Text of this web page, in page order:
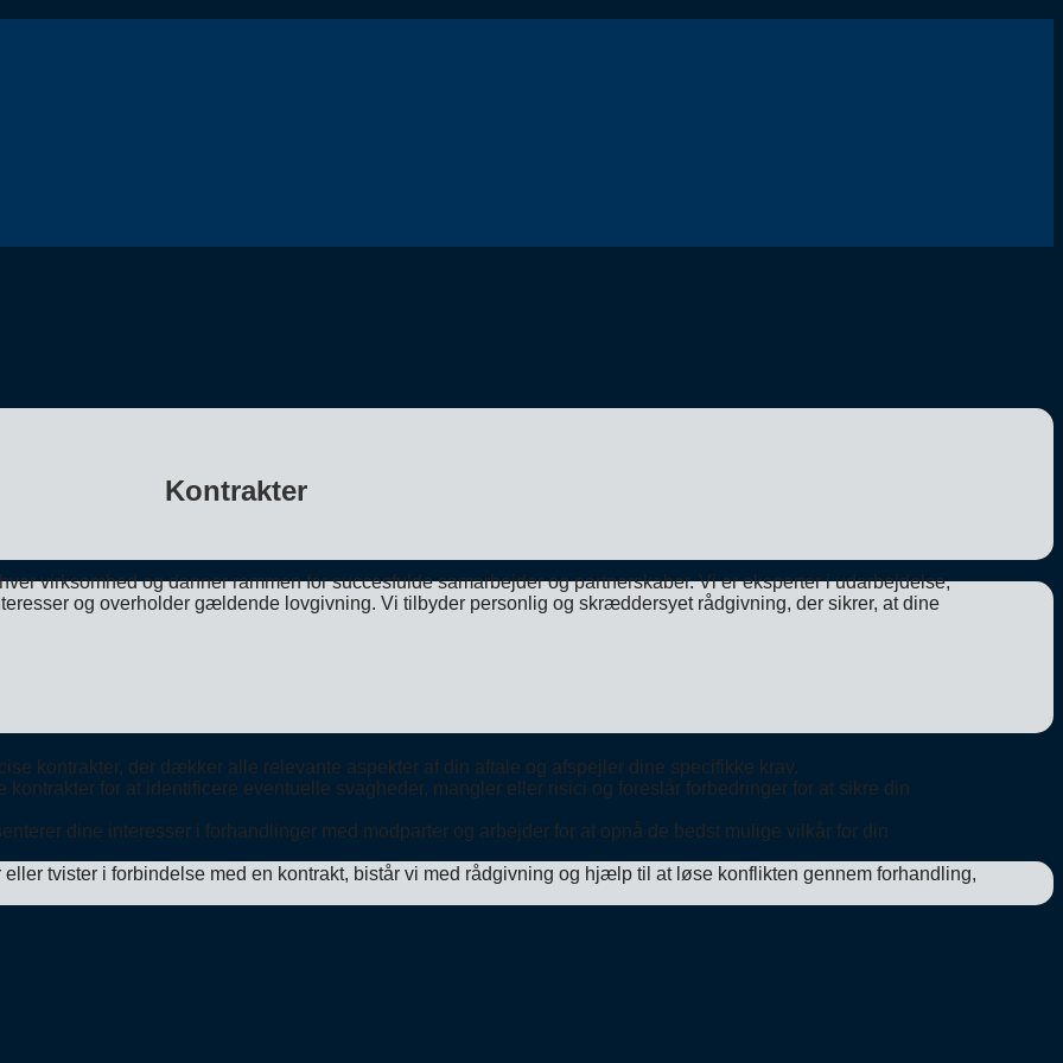
Kontrakter
virksomhed og danner rammen for succesfulde samarbejder og partnerskaber. Vi er eksperter i udarbejdelse,
og overholder gældende lovgivning. Vi tilbyder personlig og skræddersyet rådgivning, der sikrer, at dine
kontrakter, der dækker alle relevante aspekter af din aftale og afspejler dine specifikke krav.
kontrakter for at identificere eventuelle svagheder, mangler eller risici og foreslår forbedringer for at sikre din
dine interesser i forhandlinger med modparter og arbejder for at opnå de bedst mulige vilkår for din
tvister i forbindelse med en kontrakt, bistår vi med rådgivning og hjælp til at løse konflikten gennem forhandling,